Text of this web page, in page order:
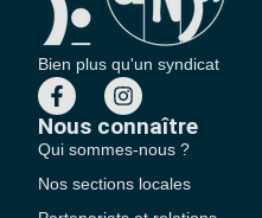
Bien plus qu'un syndicat
Nous connaître
Qui sommes-nous ?
Nos sections locales